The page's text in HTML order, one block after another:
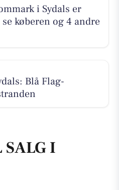
i Sydals er
køberen og 4 andre
Blå Flag-
SALG I